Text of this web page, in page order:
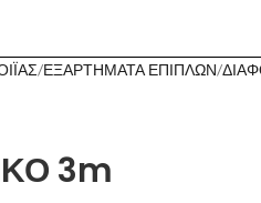
ΕΞΑΡΤΗΜΑΤΑ ΕΠΙΠΛΩΝ
3m